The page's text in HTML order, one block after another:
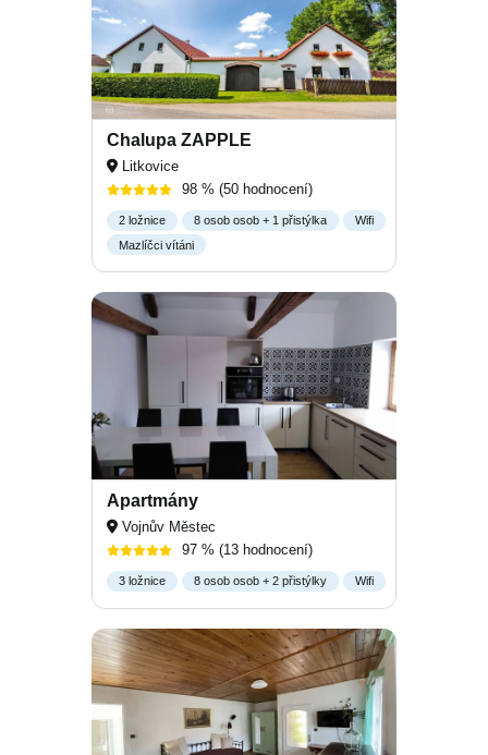
Chalupa ZAPPLE
Litkovice
98 % (50 hodnocení)
2 ložnice 8 osob osob + 1 přistýlka
Wifi
Mazlíčci vítáni
Apartmány
Vojnův Městec
97 % (13 hodnocení)
3 ložnice 8 osob osob + 2 přistýlky Wifi